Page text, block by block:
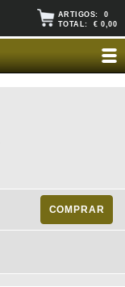
ARTIGOS: 0
TOTAL: € 0,00
COMPRAR